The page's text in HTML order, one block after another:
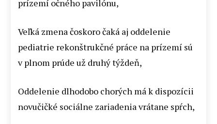
prízemí očného pavilónu,
Veľká zmena čoskoro čaká aj oddelenie
pediatrie rekonštrukčné práce na prízemí sú
v plnom prúde už druhý týždeň,
Oddelenie dlhodobo chorých má k dispozícii
novučičké sociálne zariadenia vrátane spŕch,